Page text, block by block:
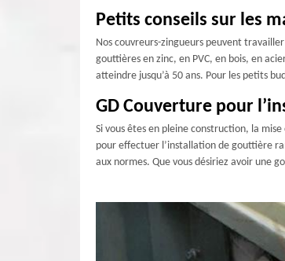
Petits conseils sur les
Nos couvreurs-zingueurs peuvent
gouttières en zinc, en PVC, en bois, en
atteindre jusqu’à 50 ans. Pour les petits
GD Couverture pour
Si vous êtes en pleine construction, la
pour effectuer l’installation de gouttière
aux normes. Que vous désiriez avoir une